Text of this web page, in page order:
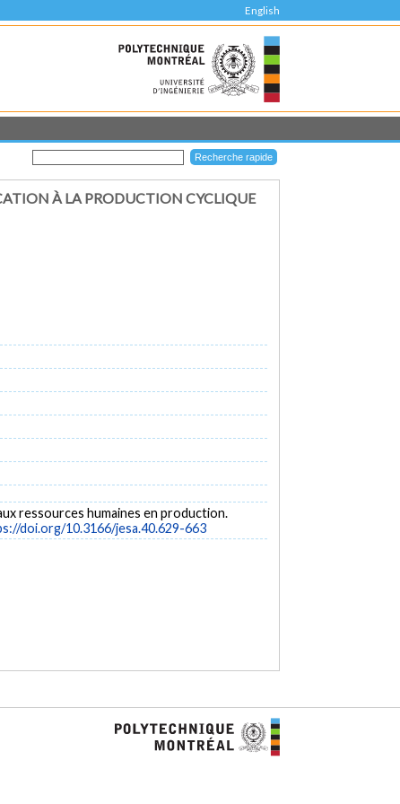
English
À LA PRODUCTION CYCLIQUE
ressources humaines en production.
doi.org/10.3166/jesa.40.629-663